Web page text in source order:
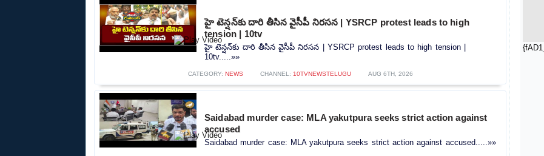
హై టెన్షన్‌కు దారి తీసిన వైసీపీ నిరసన | YSRCP protest leads to high
tension | 10tv
హై టెన్షన్‌కు దారి తీసిన వైసీపీ నిరసన | YSRCP protest leads to high tension |
10tv.....»»
CATEGORY: NEWS CHANNEL: 10TVNEWSTELUGU AUG 6TH, 2026
Saidabad murder case: MLA yakutpura seeks strict action against
accused
Saidabad murder case: MLA yakutpura seeks strict action against accused.....»»